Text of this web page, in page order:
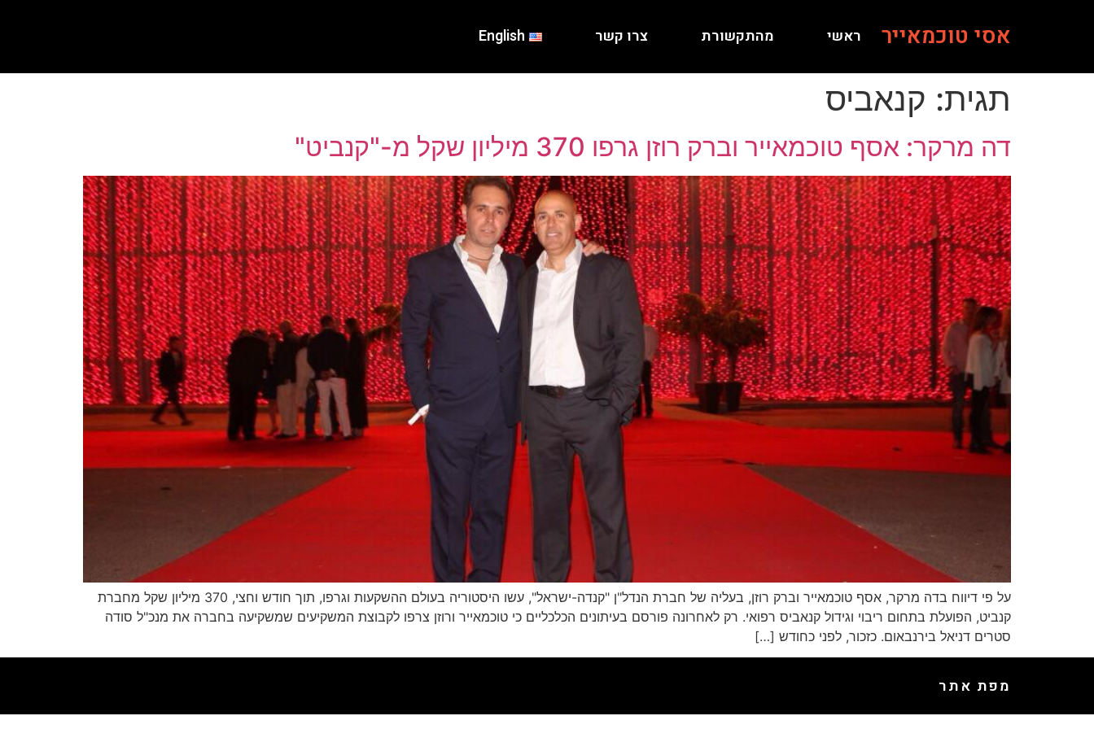
אסי טוכמאייר ראשי מהתקשורת צרו קשר English
תגית: קנאביס
דה מרקר: אסף טוכמאייר וברק רוזן גרפו 370 מיליון שקל מ-"קנביט"
על פי דיווח בדה מרקר, אסף טוכמאייר וברק רוזן, בעליה של חברת הנדל"ן "קנדה-ישראל", עשו היסטוריה בעולם ההשקעות וגרפו, תוך חודש וחצי, 370 מיליון שקל מחברת
קנביט, הפועלת בתחום ריבוי וגידול קנאביס רפואי. רק לאחרונה פורסם בעיתונים הכלכליים כי טוכמאייר ורוזן צרפו לקבוצת המשקיעים שמשקיעה בחברה את מנכ"ל סודה
סטרים דניאל בירנבאום. כזכור, לפני כחודש […]
מפת אתר